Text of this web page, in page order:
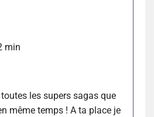
min
les supers sagas que
même temps ! A ta place je